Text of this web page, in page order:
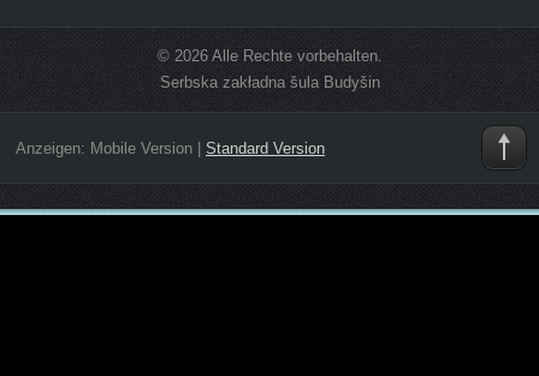
© 2026 Alle Rechte vorbehalten.
Serbska zakładna šula Budyšin
Anzeigen: Mobile Version| Standard Version